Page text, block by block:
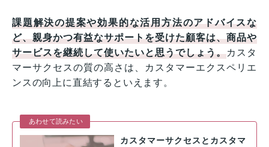
課題解決の提案や効果的な活用方法のアドバイスな
ど、親身かつ有益なサポートを受けた顧客は、商品や
サービスを継続して使いたいと思うでしょう。カスタ
マーサクセスの質の高さは、カスタマーエクスペリエ
ンスの向上に直結するといえます。
あわせて読みたい
カスタマーサクセスとカスタマ